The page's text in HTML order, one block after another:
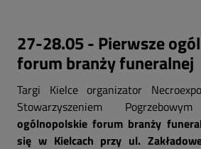
27-28.05 - Pierwsze
forum branży funeralnej
Targi Kielce organizator
Stowarzyszeniem
ogólnopolskie forum branży
się w Kielcach przy ul.